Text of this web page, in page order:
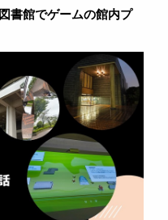
書館でゲームの館内プ